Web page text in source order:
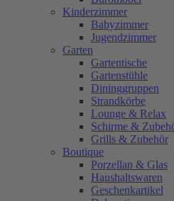
Kinderzimmer
Babyzimmer
Jugendzimmer
Garten
Gartentische
Gartenstühle
Dininggruppen
Strandkörbe
Lounge & Relax
Schirme &
Grills & Zubehör
Boutique
Porzellan & Glas
Haushaltswaren
Geschenkartikel